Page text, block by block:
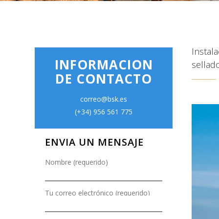
INFORMACION
DE CONTACTO
correo@bsk.es
(+34) 956 561 775
ENVIA UN MENSAJE
Nombre (requerido)
Tu correo electrónico (requerido)